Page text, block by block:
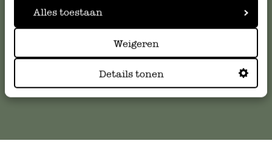
Alles toestaan
Weigeren
Details tonen
kundenservice@dille-kamille.at
Online-Kundenservice